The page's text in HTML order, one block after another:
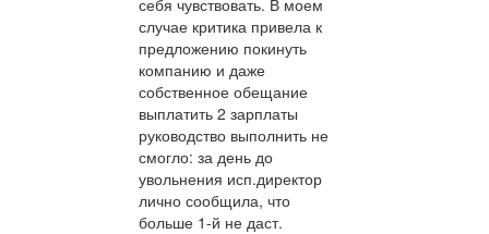
случае критика привела к
предложению покинуть
компанию и даже
собственное обещание
выплатить 2 зарплаты
руководство выполнить не
смогло: за день до
увольнения исп.директор
лично сообщила, что
больше 1-й не даст.